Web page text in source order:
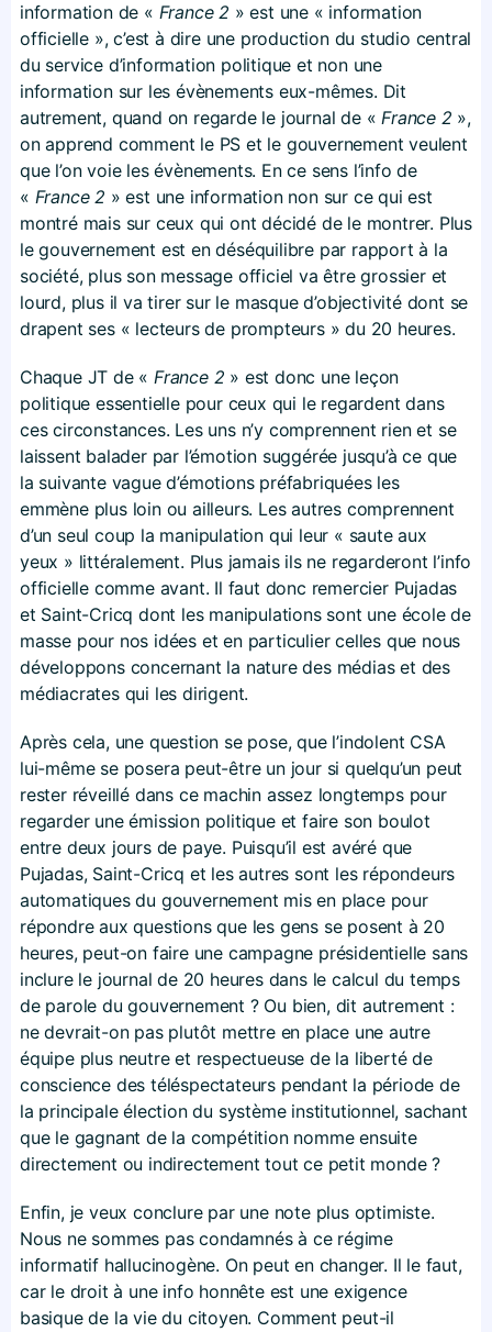
information de « France 2 » est une « information
officielle », c’est à dire une production du studio central
du service d’information politique et non une
information sur les évènements eux-mêmes. Dit
autrement, quand on regarde le journal de « France 2 »,
on apprend comment le PS et le gouvernement veulent
que l’on voie les évènements. En ce sens l’info de
« France 2 » est une information non sur ce qui est
montré mais sur ceux qui ont décidé de le montrer. Plus
le gouvernement est en déséquilibre par rapport à la
société, plus son message officiel va être grossier et
lourd, plus il va tirer sur le masque d’objectivité dont se
drapent ses « lecteurs de prompteurs » du 20 heures.
Chaque JT de « France 2 » est donc une leçon
politique essentielle pour ceux qui le regardent dans
ces circonstances. Les uns n’y comprennent rien et se
laissent balader par l’émotion suggérée jusqu’à ce que
la suivante vague d’émotions préfabriquées les
emmène plus loin ou ailleurs. Les autres comprennent
d’un seul coup la manipulation qui leur « saute aux
yeux » littéralement. Plus jamais ils ne regarderont l’info
officielle comme avant. Il faut donc remercier Pujadas
et Saint-Cricq dont les manipulations sont une école de
masse pour nos idées et en particulier celles que nous
développons concernant la nature des médias et des
médiacrates qui les dirigent.
Après cela, une question se pose, que l’indolent CSA
lui-même se posera peut-être un jour si quelqu’un peut
rester réveillé dans ce machin assez longtemps pour
regarder une émission politique et faire son boulot
entre deux jours de paye. Puisqu’il est avéré que
Pujadas, Saint-Cricq et les autres sont les répondeurs
automatiques du gouvernement mis en place pour
répondre aux questions que les gens se posent à 20
heures, peut-on faire une campagne présidentielle sans
inclure le journal de 20 heures dans le calcul du temps
de parole du gouvernement ? Ou bien, dit autrement :
ne devrait-on pas plutôt mettre en place une autre
équipe plus neutre et respectueuse de la liberté de
conscience des téléspectateurs pendant la période de
la principale élection du système institutionnel, sachant
que le gagnant de la compétition nomme ensuite
directement ou indirectement tout ce petit monde ?
Enfin, je veux conclure par une note plus optimiste.
Nous ne sommes pas condamnés à ce régime
informatif hallucinogène. On peut en changer. Il le faut,
car le droit à une info honnête est une exigence
basique de la vie du citoyen. Comment peut-il